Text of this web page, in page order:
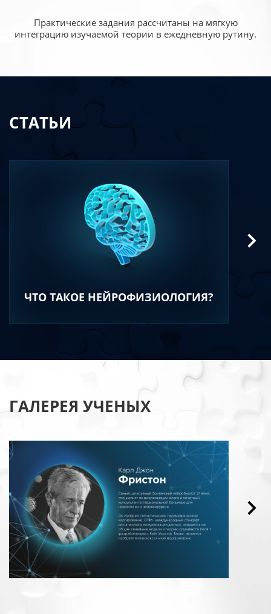
Практические задания рассчитаны на мягкую
интеграцию изучаемой теории в ежедневную рутину.
СТАТЬИ
ЧТО ТАКОЕ НЕЙРОФИЗИОЛОГИЯ?
ГАЛЕРЕЯ УЧЕНЫХ